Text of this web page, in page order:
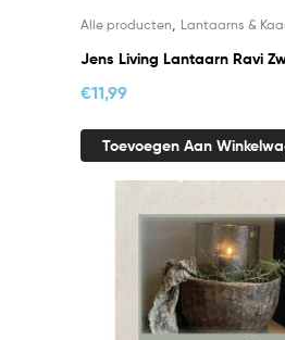
Alle producten Lantaarns &
Jens Living Lantaarn Ravi
€11,99
Toevoegen Aan